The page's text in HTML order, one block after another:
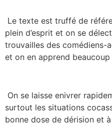
Le texte est truffé de
plein d’esprit et on se
trouvailles des
et on en apprend beaucoup
On se laisse enivrer
surtout les situations
bonne dose de dérision et